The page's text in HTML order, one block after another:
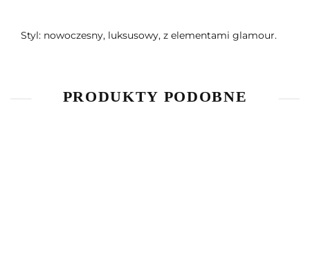
Styl: nowoczesny, luksusowy, z elementami glamour.
PRODUKTY PODOBNE